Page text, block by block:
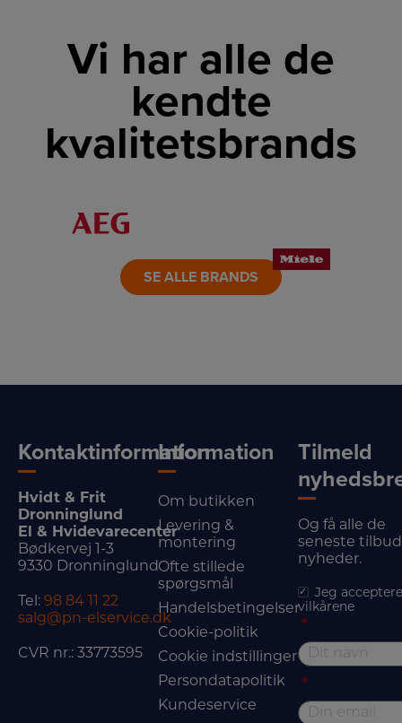
Vi har alle de
kendte
kvalitetsbrands
LINK
SE ALLE BRANDS
Kontaktinformation
Hvidt & Frit
Dronninglund
El & Hvidevarecenter
Bødkervej 1-3
9330 Dronninglund
Tel: 98 84 11 22
salg@pn-elservice.dk
CVR nr.: 33773595
Information
Om butikken
Levering &
montering
Ofte stillede
spørgsmål
Handelsbetingelser
Cookie-politik
Cookie indstillinger
Persondatapolitik
Kundeservice
Tilmeld
Og få alle de
seneste
nyheder.
Jeg
vilkårene
*
*